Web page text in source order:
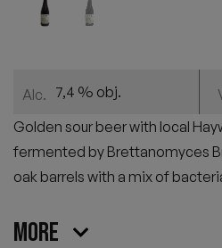
Alc. 7,4 % obj.
Golden sour beer with local
fermented by Brettanomyces
oak barrels with a mix of
More